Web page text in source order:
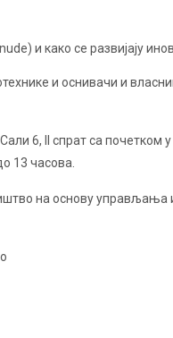
и како се развијају
и оснивачи и
6, II спрат са почетком
13 часова.
на основу управљања